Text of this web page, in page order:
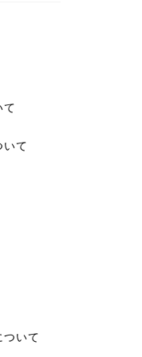
て
いて
いて